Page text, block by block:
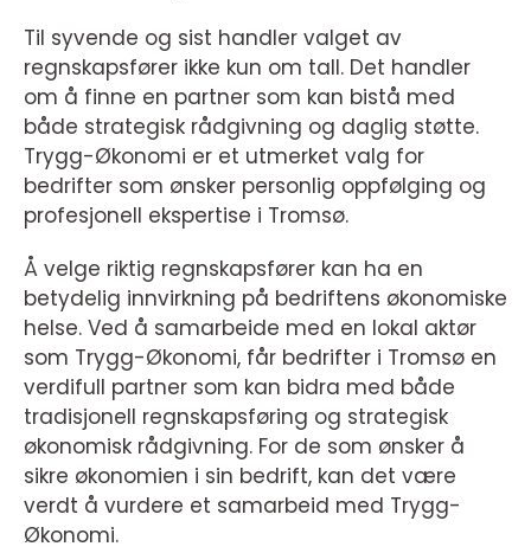
Til syvende og sist handler valget av
regnskapsfører ikke kun om tall. Det handler
om å finne en partner som kan bistå med
både strategisk rådgivning og daglig støtte.
Trygg-Økonomi er et utmerket valg for
bedrifter som ønsker personlig oppfølging og
profesjonell ekspertise i Tromsø.
Å velge riktig regnskapsfører kan ha en
betydelig innvirkning på bedriftens økonomiske
helse. Ved å samarbeide med en lokal aktør
som Trygg-Økonomi, får bedrifter i Tromsø en
verdifull partner som kan bidra med både
tradisjonell regnskapsføring og strategisk
økonomisk rådgivning. For de som ønsker å
sikre økonomien i sin bedrift, kan det være
verdt å vurdere et samarbeid med Trygg-
Økonomi.